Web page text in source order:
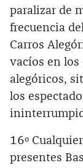
paralizar de
frecuencia
Carros
vacíos en los
alegóricos,
los
16º
presentes